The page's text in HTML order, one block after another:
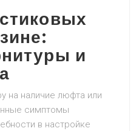
и
на наличие люфта или
симптомы
в настройке